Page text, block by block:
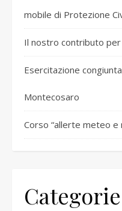
mobile di Protezione
Il nostro contributo per
Esercitazione
Montecosaro
Corso “allerte meteo e
Categorie